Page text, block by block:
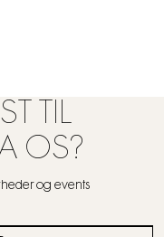
TIL
OS?
og events